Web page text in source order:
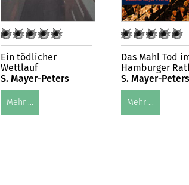
Ein tödlicher
Wettlauf
S. Mayer-Peters
Mehr ...
Das Mahl Tod
Hamburger
S. Mayer-Peters
Mehr ...